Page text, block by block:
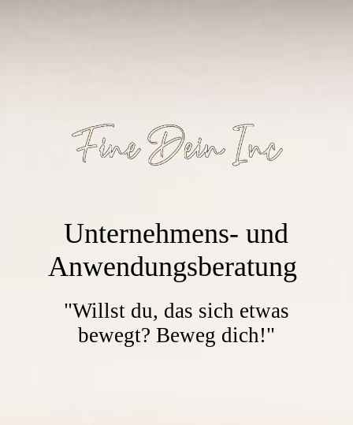
Unternehmens- und
Anwendungsberatung
"Willst du, das sich etwas
bewegt? Beweg dich!"